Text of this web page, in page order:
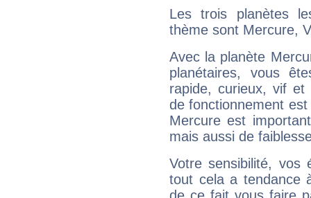
Les trois planètes
thème sont Mercure,
Avec la planète
planétaires, vous
rapide, curieux, vif et
de fonctionnement
Mercure est
mais aussi de
Votre sensibilité,
tout cela a tendance